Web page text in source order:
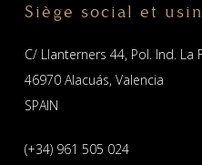
Siège social et
C/ Llanterners 44, Pol. Ind. La
46970 Alacuás, Valencia
SPAIN
(+34) 961 505 024